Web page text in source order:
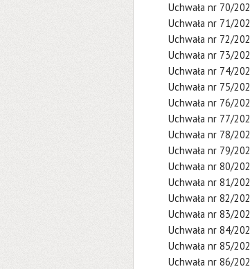
Uchwała nr 70/
Uchwała nr 71/
Uchwała nr 72/
Uchwała nr 73/
Uchwała nr 74/
Uchwała nr 75/
Uchwała nr 76/
Uchwała nr 77/
Uchwała nr 78/
Uchwała nr 79/
Uchwała nr 80/
Uchwała nr 81/
Uchwała nr 82/
Uchwała nr 83/
Uchwała nr 84/
Uchwała nr 85/
Uchwała nr 86/